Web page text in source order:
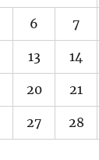
6 7
13 14
20 21
27 28